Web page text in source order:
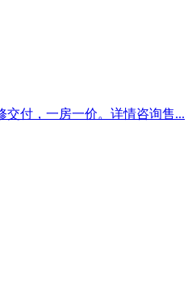
付，一房一价。详情咨询售...